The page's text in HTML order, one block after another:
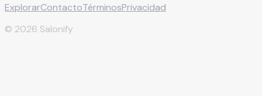
ExplorarContactoTérminosPrivacidad
© 2026 Salonify